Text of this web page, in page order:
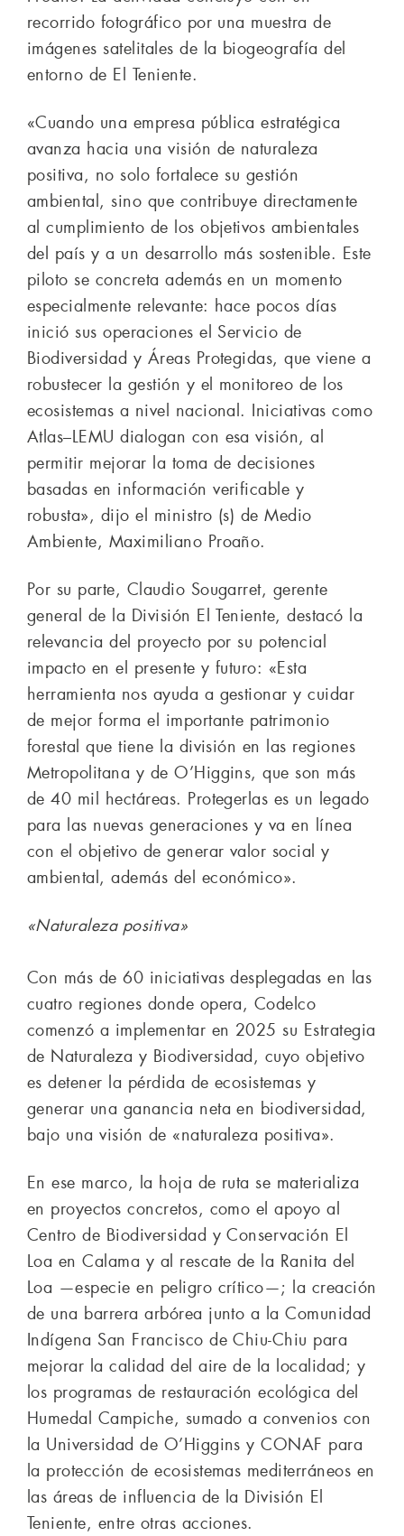
recorrido fotográfico por una muestra de
imágenes satelitales de la biogeografía del
entorno de El Teniente.
«Cuando una empresa pública estratégica
avanza hacia una visión de naturaleza
positiva, no solo fortalece su gestión
ambiental, sino que contribuye directamente
al cumplimiento de los objetivos ambientales
del país y a un desarrollo más sostenible. Este
piloto se concreta además en un momento
especialmente relevante: hace pocos días
inició sus operaciones el Servicio de
Biodiversidad y Áreas Protegidas, que viene a
robustecer la gestión y el monitoreo de los
ecosistemas a nivel nacional. Iniciativas como
Atlas–LEMU dialogan con esa visión, al
permitir mejorar la toma de decisiones
basadas en información verificable y
robusta», dijo el ministro (s) de Medio
Ambiente, Maximiliano Proaño.
Por su parte, Claudio Sougarret, gerente
general de la División El Teniente, destacó la
relevancia del proyecto por su potencial
impacto en el presente y futuro: «Esta
herramienta nos ayuda a gestionar y cuidar
de mejor forma el importante patrimonio
forestal que tiene la división en las regiones
Metropolitana y de O’Higgins, que son más
de 40 mil hectáreas. Protegerlas es un legado
para las nuevas generaciones y va en línea
con el objetivo de generar valor social y
ambiental, además del económico».
«Naturaleza positiva»
Con más de 60 iniciativas desplegadas en las
cuatro regiones donde opera, Codelco
comenzó a implementar en 2025 su Estrategia
de Naturaleza y Biodiversidad, cuyo objetivo
es detener la pérdida de ecosistemas y
generar una ganancia neta en biodiversidad,
bajo una visión de «naturaleza positiva».
En ese marco, la hoja de ruta se materializa
en proyectos concretos, como el apoyo al
Centro de Biodiversidad y Conservación El
Loa en Calama y al rescate de la Ranita del
Loa —especie en peligro crítico—; la creación
de una barrera arbórea junto a la Comunidad
Indígena San Francisco de Chiu-Chiu para
mejorar la calidad del aire de la localidad; y
los programas de restauración ecológica del
Humedal Campiche, sumado a convenios con
la Universidad de O’Higgins y CONAF para
la protección de ecosistemas mediterráneos en
las áreas de influencia de la División El
Teniente, entre otras acciones.